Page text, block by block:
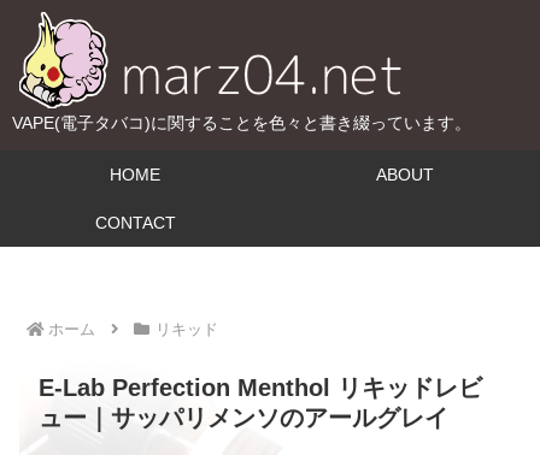
VAPE(電子タバコ)に関することを色々と書き綴っています。
HOME ABOUT
CONTACT
ホーム リキッド
E-Lab Perfection Menthol リキッドレビ
ュー｜サッパリメンソのアールグレイ